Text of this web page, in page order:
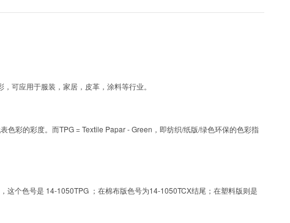
可应用于服装，家居，皮革，涂料等行业。
彩的彩度。而TPG = Textile Papar - Green，即纺织/纸版/绿色环保的色彩指
个色号是 14-1050TPG ；在棉布版色号为14-1050TCX结尾；在塑料版则是